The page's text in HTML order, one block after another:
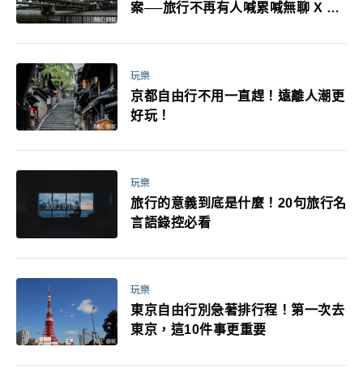
案──旅行不再有人喊累喊無聊 X 爸
玩樂
京都自由行不用一直趕！遠離人潮更
好玩！
玩樂
旅行的意義到底是什麼！20句旅行名
言語錄控必看
玩樂
東京自由行別急著排行程！第一次去
東京，這10件事更重要